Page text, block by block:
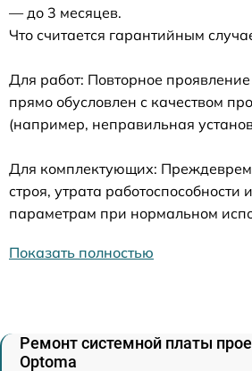
— до 3 месяцев.
Что считается гарантийным
Для работ: Повторное
прямо обусловлен с качеством
(например, неправильная
Для комплектующих:
строя, утрата работоспособности
параметрам при нормальном
Показать полностью
Ремонт системной платы
Optoma